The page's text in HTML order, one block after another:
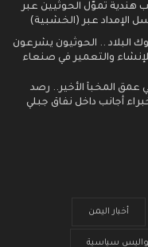
تموّل الحوثيين عبر
الإمداد عبر (الخشبية)
البلاد .. الحوثيون يشرعون
والتعمير في صنعاء
عمق المخبأ الأخير.. رصد
أجانب داخل نفاق جبلي
أخبار اليمن
سياسية